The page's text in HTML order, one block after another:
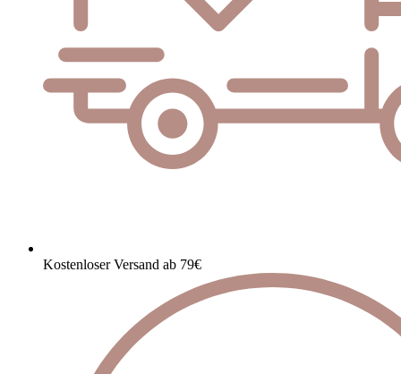
Kostenloser Versand ab 79€